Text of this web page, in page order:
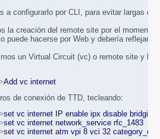
a configurarlo por CLI, para evitar largas
la creación del remote site por el momento.
puede hacerse por Web y debería reflejarse
un Virtual Circuit (vc) o remote site y lo
Add vc internet
de conexión de TTD, tecleando:
set vc internet IP enable ipx disable bridging
set vc internet network_service rfc_1483
set vc internet atm vpi 8 vci 32